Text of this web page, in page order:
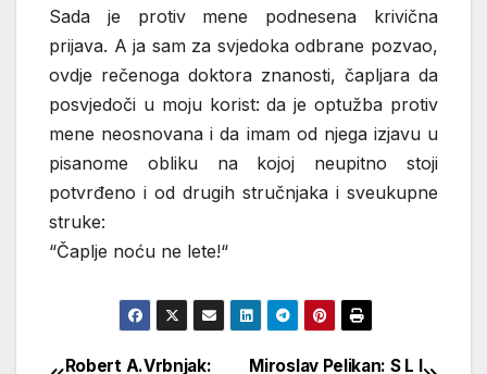
Sada je protiv mene podnesena krivična
prijava. A ja sam za svjedoka odbrane pozvao,
ovdje rečenoga doktora znanosti, čapljara da
posvjedoči u moju korist: da je optužba protiv
mene neosnovana i da imam od njega izjavu u
pisanome obliku na kojoj neupitno stoji
potvrđeno i od drugih stručnjaka i sveukupne
struke:
“Čaplje noću ne lete!“
Miroslav Pelikan: S L I
Robert A.Vrbnjak: